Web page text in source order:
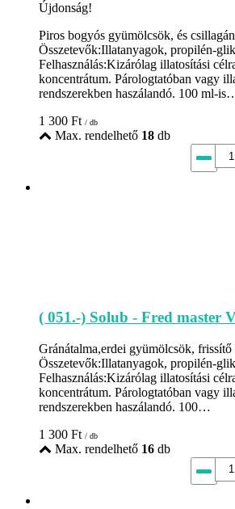
Újdonság!
Piros bogyós gyümölcsök, és
Összetevők:Illatanyagok, propilén-
Felhasználás:Kizárólag illatosítási
koncentrátum. Párologtatóban vagy
rendszerekben haszálandó. 100 ml-
1 300 Ft / db
Max. rendelhető 18 db
( 051.-) Solub - Fred master
Gránátalma,erdei gyümölcsök, frissítő
Összetevők:Illatanyagok, propilén-
Felhasználás:Kizárólag illatosítási
koncentrátum. Párologtatóban vagy
rendszerekben haszálandó. 100…
1 300 Ft / db
Max. rendelhető 16 db